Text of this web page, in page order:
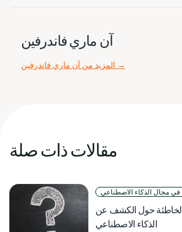
آن ماري فاندرفين
→
مقالات ذات صلة
في مجال الذكاء الاصطناعي
الخاطئة حول الكشف عن
الذكاء الاصطناعي